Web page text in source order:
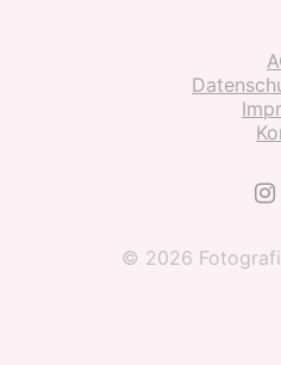
© 2026